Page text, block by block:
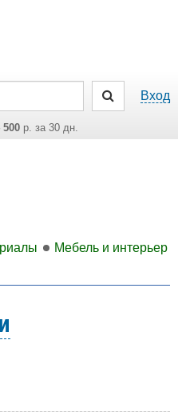
Вход
500р. за 30 дн.
Мебель и интерьер